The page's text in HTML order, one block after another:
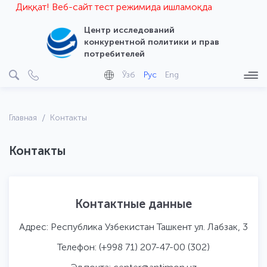
Диққат! Веб-сайт тест режимида ишламоқда
Центр исследований
конкурентной политики и прав
потребителей
Ўзб Рус Eng
Главная Контакты
Контакты
Контактные данные
Адрес: Республика Узбекистан Ташкент ул. Лабзак, 3
Телефон: (+998 71) 207-47-00 (302)